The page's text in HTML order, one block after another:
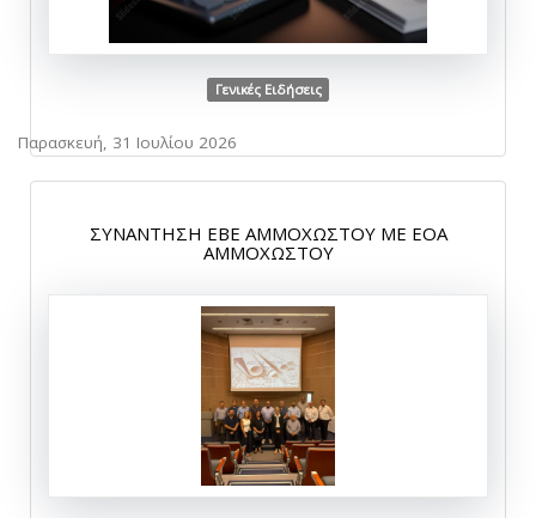
Γενικές Ειδήσεις
Παρασκευή, 31 Ιουλίου 2026
ΣΥΝΑΝΤΗΣΗ ΕΒΕ ΑΜΜΟΧΩΣΤΟΥ ΜΕ ΕΟΑ
ΑΜΜΟΧΩΣΤΟΥ